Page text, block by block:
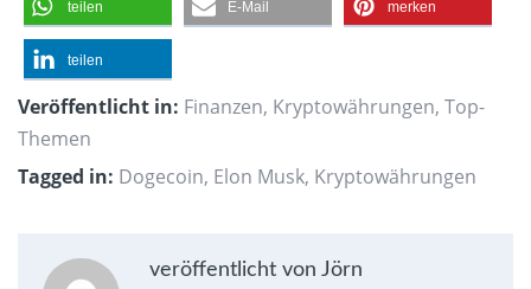
teilen E-Mail merken
teilen
Veröffentlicht in: Finanzen, Kryptowährungen, Top-
Themen
Tagged in: Dogecoin, Elon Musk, Kryptowährungen
veröffentlicht von Jörn